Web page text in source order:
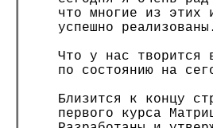
что многие из этих
успешно реализованы.
Что у нас творится
по состоянию на
Близится к концу
первого курса